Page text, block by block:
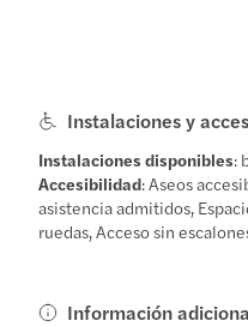
Instalaciones y
Instalaciones disponibles:
Accesibilidad: Aseos
asistencia admitidos,
ruedas, Acceso sin
Información